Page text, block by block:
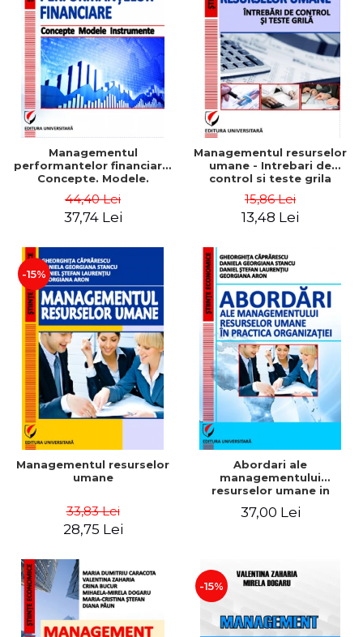
Managementul
performantelor financiare.
Concepte. Modele.
44,40 Lei
37,74 Lei
Managementul resurselor
umane - Intrebari de
control si teste grila
15,86 Lei
13,48 Lei
-15%
Managementul resurselor
umane
33,83 Lei
28,75 Lei
Abordari ale
managementului
resurselor umane in
37,00 Lei
-15%